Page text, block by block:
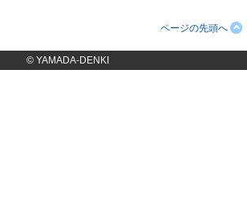
ページの先頭へ
© YAMADA-DENKI